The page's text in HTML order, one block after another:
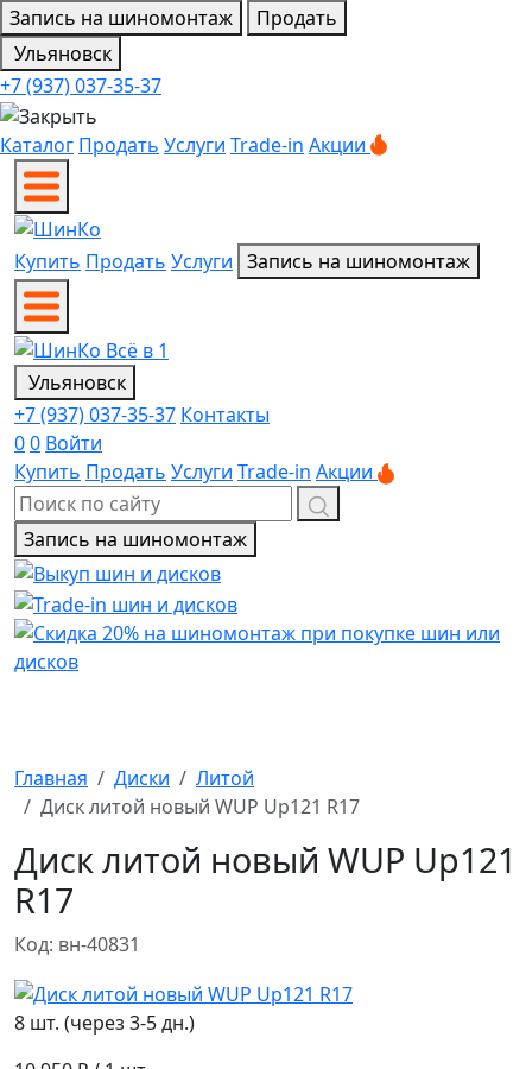
Запись на шиномонтаж
Продать
Ульяновск
+7 (937) 037-35-37
Каталог Продать Услуги Trade-in Акции
Купить Продать Услуги Запись на шиномонтаж
Ульяновск
+7 (937) 037-35-37 Контакты
00 Войти
Купить Продать Услуги Trade-in Акции
Запись на шиномонтаж
Главная Диски
Литой
Диск литой новый WUP Up121 R17
Диск литой новый WUP Up121
R17
Код: вн-40831
8 шт. (через 3-5 дн.)